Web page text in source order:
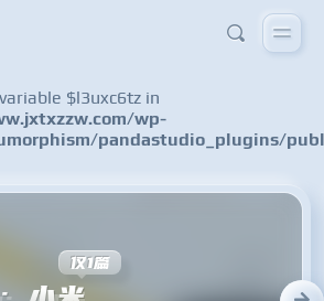
$l3uxc6tz in
wp-
pandastudio_plugins/